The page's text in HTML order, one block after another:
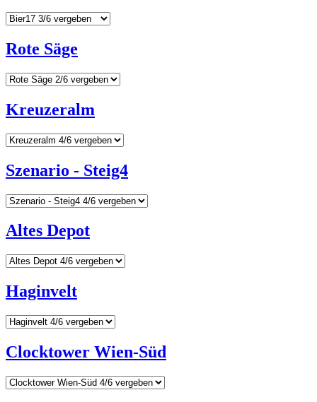
Rote Säge
Kreuzeralm
Szenario - Steig4
Altes Depot
Haginvelt
Clocktower Wien-Süd